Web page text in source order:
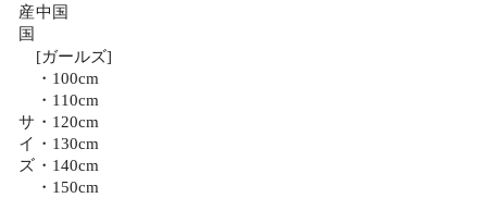
産
国
中国
サ
イ
ズ
[ガールズ]
・100cm
・110cm
・120cm
・130cm
・140cm
・150cm